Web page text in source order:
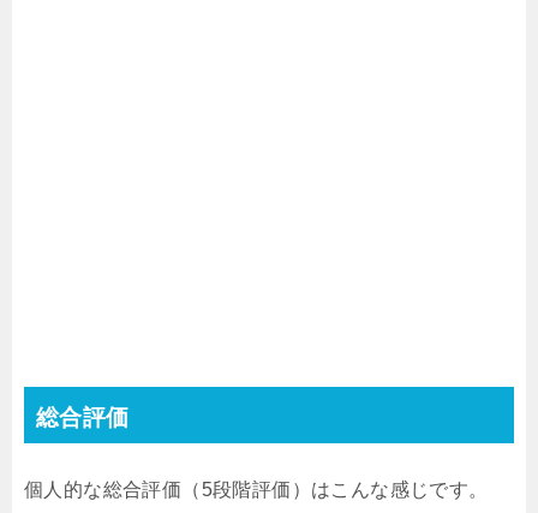
総合評価
個人的な総合評価（5段階評価）はこんな感じです。